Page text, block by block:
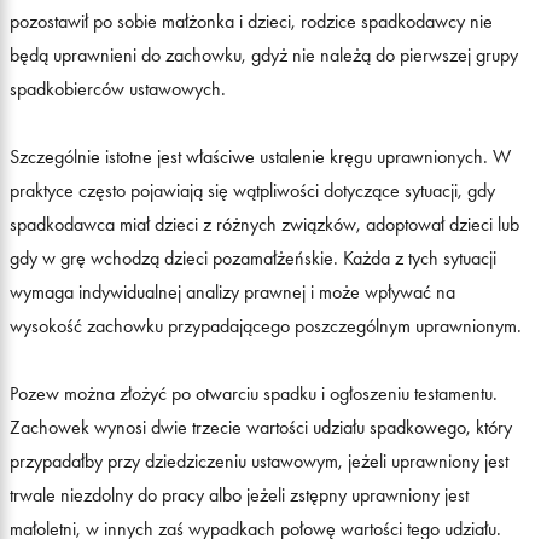
pozostawił po sobie małżonka i dzieci, rodzice spadkodawcy nie
będą uprawnieni do zachowku, gdyż nie należą do pierwszej grupy
spadkobierców ustawowych.
Szczególnie istotne jest właściwe ustalenie kręgu uprawnionych. W
praktyce często pojawiają się wątpliwości dotyczące sytuacji, gdy
spadkodawca miał dzieci z różnych związków, adoptował dzieci lub
gdy w grę wchodzą dzieci pozamałżeńskie. Każda z tych sytuacji
wymaga indywidualnej analizy prawnej i może wpływać na
wysokość zachowku przypadającego poszczególnym uprawnionym.
Pozew można złożyć po otwarciu spadku i ogłoszeniu testamentu.
Zachowek wynosi dwie trzecie wartości udziału spadkowego, który
przypadałby przy dziedziczeniu ustawowym, jeżeli uprawniony jest
trwale niezdolny do pracy albo jeżeli zstępny uprawniony jest
małoletni, w innych zaś wypadkach połowę wartości tego udziału.